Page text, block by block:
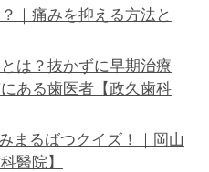
｜痛みを抑える方法と
は？抜かずに早期治療
ある歯医者【政久歯科
まるばつクイズ！｜岡山
醫院】